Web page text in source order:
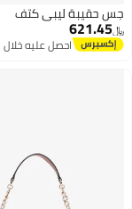
جس حقيبة ليبي كتف
﷼‏621.45
احصل عليه خلال